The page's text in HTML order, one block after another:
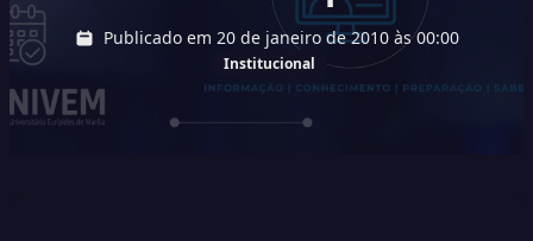
Publicado em 20 de janeiro de 2010 às 00:00
Institucional